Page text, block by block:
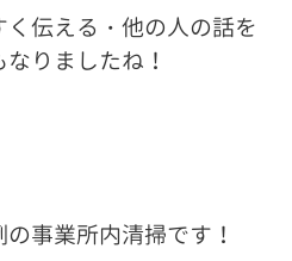
伝える・他の人の話を
りましたね！
事業所内清掃です！